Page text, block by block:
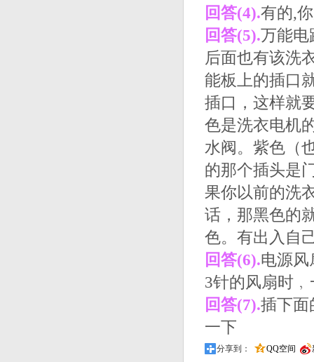
回答(4).有的,
回答(5).万能电
后面也有该洗
能板上的插口
插口，这样就
色是洗衣电机
水阀。紫色（
的那个插头是
果你以前的洗
话，那黑色的
色。有出入自
回答(6).电源风
3针的风扇时
回答(7).插下面
一下
分享到： QQ空间